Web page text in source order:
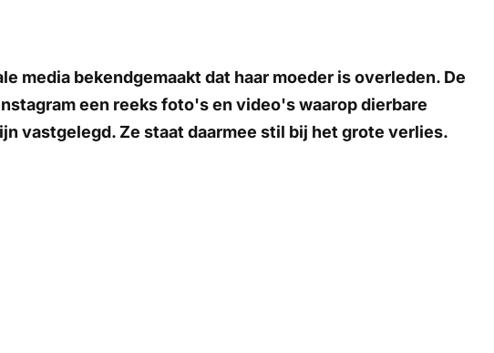
media bekendgemaakt dat haar moeder is overleden. De
een reeks foto's en video's waarop dierbare
vastgelegd. Ze staat daarmee stil bij het grote verlies.